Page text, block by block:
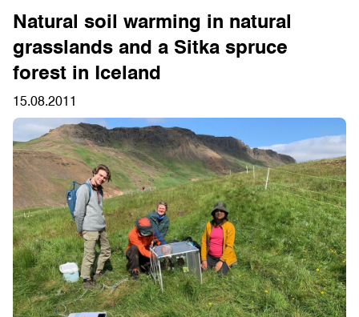
Natural soil warming in natural
grasslands and a Sitka spruce
forest in Iceland
15.08.2011